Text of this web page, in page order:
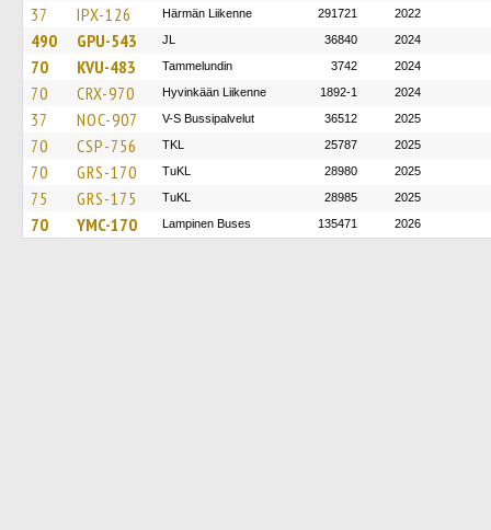
37 IPX-126 Härmän Liikenne 291721 2022
490 GPU-543 JL 36840 2024
70 KVU-483 Tammelundin 3742 2024
70 CRX-970 Hyvinkään Liikenne 1892-1 2024
37 NOC-907 V-S Bussipalvelut 36512 2025
70 CSP-756 TKL 25787 2025
70 GRS-170 TuKL 28980 2025
75 GRS-175 TuKL 28985 2025
70 YMC-170 Lampinen Buses 135471 2026